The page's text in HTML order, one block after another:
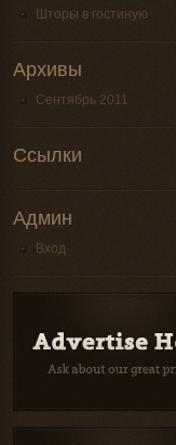
Шторы в гостиную
Архивы
Сентябрь 2011
Ссылки
Админ
Вход